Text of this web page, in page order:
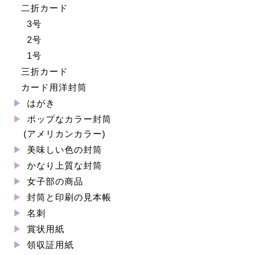
二折カード
3号
2号
1号
三折カード
カード用洋封筒
はがき
ポップなカラー封筒
(アメリカンカラー)
美味しい色の封筒
かなり上質な封筒
女子部の商品
封筒と印刷の見本帳
名刺
賞状用紙
領収証用紙